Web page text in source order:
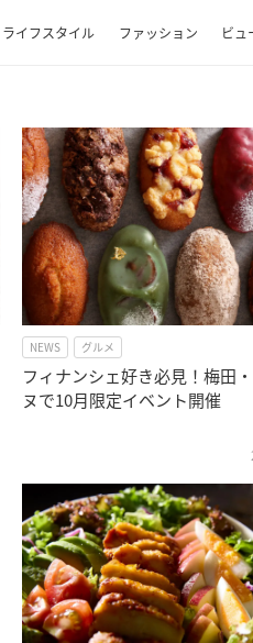
ライフスタイル ファッション ビュ
NEWS グルメ
フィナンシェ好き必見！梅田
ヌで10月限定イベント開催